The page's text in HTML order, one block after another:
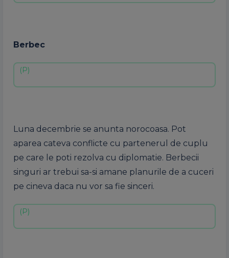
Berbec
Luna decembrie se anunta norocoasa. Pot
aparea cateva conflicte cu partenerul de cuplu
pe care le poti rezolva cu diplomatie. Berbecii
singuri ar trebui sa-si amane planurile de a cuceri
pe cineva daca nu vor sa fie sinceri.